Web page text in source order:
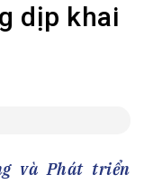
dịp khai
và Phát triển